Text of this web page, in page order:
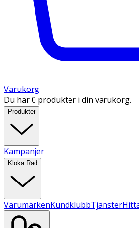
Varukorg
Du har 0 produkter i din varukorg.
Produkter
Kampanjer
Kloka Råd
VarumärkenKundklubbTjänster